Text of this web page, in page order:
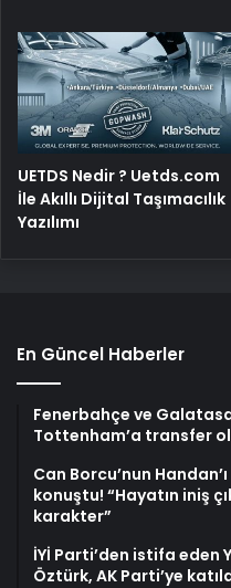
UETDS Nedir ? Uetds.com
İle Akıllı Dijital Taşımacılık
Yazılımı
En Güncel Haberler
Fenerbahçe ve
Tottenham’a transfer
Can Borcu’nun
konuştu! “Hayatın iniş
karakter”
İYİ Parti’den istifa eden
Öztürk, AK Parti’ye